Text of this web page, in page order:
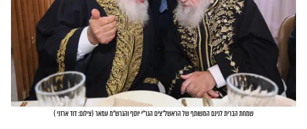
שמחת הברית לנינם המשותף של הראשל"צים הגר"י יוסף והגרש"מ עמאר (צילום: דוד ארזני)